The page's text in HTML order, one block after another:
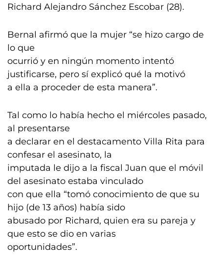
Richard Alejandro Sánchez Escobar (28).
Bernal afirmó que la mujer “se hizo cargo de
lo que
ocurrió y en ningún momento intentó
justificarse, pero sí explicó qué la motivó
a ella a proceder de esta manera”.
Tal como lo había hecho el miércoles pasado,
al presentarse
a declarar en el destacamento Villa Rita para
confesar el asesinato, la
imputada le dijo a la fiscal Juan que el móvil
del asesinato estaba vinculado
con que ella “tomó conocimiento de que su
hijo (de 13 años) había sido
abusado por Richard, quien era su pareja y
que esto se dio en varias
oportunidades”.